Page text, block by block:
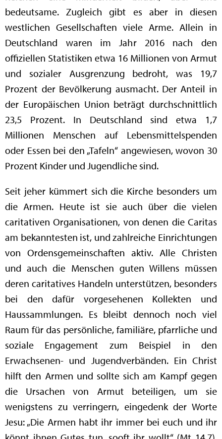
bedeutsame. Zugleich gibt es aber in diesen
westlichen Gesellschaften viele Arme. Allein in
Deutschland waren im Jahr 2016 nach den
offiziellen Statistiken etwa 16 Millionen von Armut
und sozialer Ausgrenzung bedroht, was 19,7
Prozent der Bevölkerung ausmacht. Der Anteil in
der Europäischen Union beträgt durchschnittlich
23,5 Prozent. In Deutschland sind etwa 1,7
Millionen Menschen auf Lebensmittelspenden
oder Essen bei den „Tafeln“ angewiesen, wovon 30
Prozent Kinder und Jugendliche sind.
Seit jeher kümmert sich die Kirche besonders um
die Armen. Heute ist sie auch über die vielen
caritativen Organisationen, von denen die Caritas
am bekanntesten ist, und zahlreiche Einrichtungen
von Ordensgemeinschaften aktiv. Alle Christen
und auch die Menschen guten Willens müssen
deren caritatives Handeln unterstützen, besonders
bei den dafür vorgesehenen Kollekten und
Haussammlungen. Es bleibt dennoch noch viel
Raum für das persönliche, familiäre, pfarrliche und
soziale Engagement zum Beispiel in den
Erwachsenen- und Jugendverbänden. Ein Christ
hilft den Armen und sollte sich am Kampf gegen
die Ursachen von Armut beteiligen, um sie
wenigstens zu verringern, eingedenk der Worte
Jesu: „Die Armen habt ihr immer bei euch und ihr